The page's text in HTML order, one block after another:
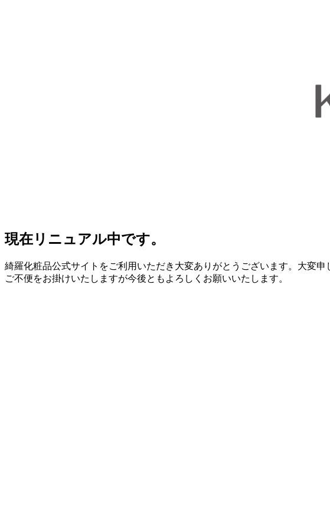
現在リニュアル中です。
綺羅化粧品公式サイトをご利用いただき大変ありがとうございます。大変
ご不便をお掛けいたしますが今後ともよろしくお願いいたします。